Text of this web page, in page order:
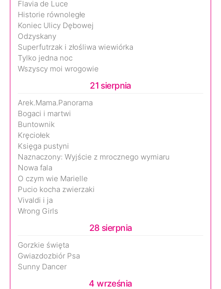
Flavia de Luce
Historie równoległe
Koniec Ulicy Dębowej
Odzyskany
Superfutrzak i złośliwa wiewiórka
Tylko jedna noc
Wszyscy moi wrogowie
21 sierpnia
Arek.Mama.Panorama
Bogaci i martwi
Buntownik
Kręciołek
Księga pustyni
Naznaczony: Wyjście z mrocznego wymiaru
Nowa fala
O czym wie Marielle
Pucio kocha zwierzaki
Vivaldi i ja
Wrong Girls
28 sierpnia
Gorzkie święta
Gwiazdozbiór Psa
Sunny Dancer
4 września